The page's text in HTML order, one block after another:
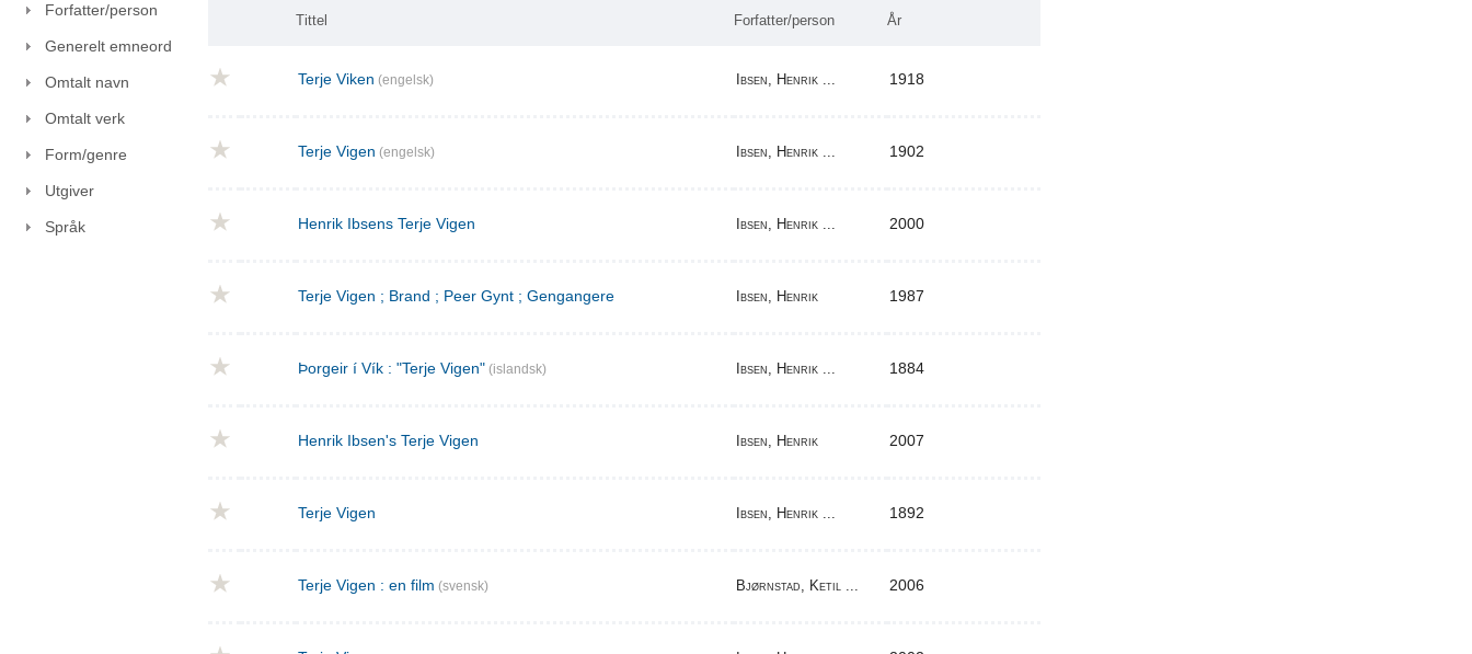
Forfatter/person
Generelt emneord
Omtalt navn
Omtalt verk
Form/genre
Utgiver
Språk
Tittel Forfatter/person År
Terje Viken (engelsk) Ibsen, Henrik ... 1918
Terje Vigen (engelsk) Ibsen, Henrik ... 1902
Henrik Ibsens Terje Vigen Ibsen, Henrik ... 2000
Terje Vigen ; Brand ; Peer Gynt ; Gengangere Ibsen, Henrik 1987
Þorgeir í Vík : "Terje Vigen" (islandsk) Ibsen, Henrik ... 1884
Henrik Ibsen's Terje Vigen Ibsen, Henrik 2007
Terje Vigen Ibsen, Henrik ... 1892
Terje Vigen : en film (svensk) Bjørnstad, Ketil ... 2006